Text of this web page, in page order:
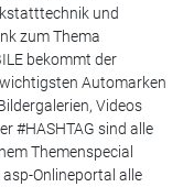
und
zum Thema
bekommt der
Automarken
Videos
#HASHTAG sind alle
Themenspecial
Onlineportal alle